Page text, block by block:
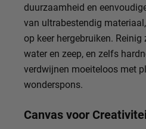
duurzaamheid en
van ultrabestendig
op keer hergebruiken.
water en zeep, en zelfs
verdwijnen moeiteloos met
wonderspons.
Canvas voor